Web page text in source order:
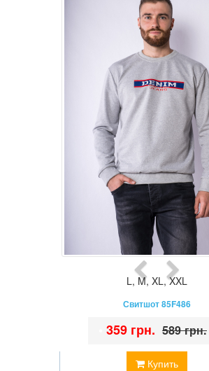
L, M, XL,XXL
Свитшот 85F486
Купить
359 грн. 589 грн.